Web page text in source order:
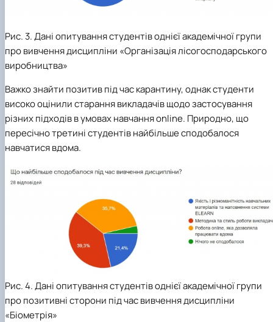
Рис. 3. Дані опитування студентів однієї академічної групи
про вивчення дисципліни «Організація лісогосподарського
виробництва»
Важко знайти позитив під час карантину, однак студенти
високо оцінили старання викладачів щодо застосування
різних підходів в умовах навчання online. Природно, що
пересічно третині студентів найбільше сподобалося
навчатися вдома.
Рис. 4. Дані опитування студентів однієї академічної групи
про позитивні сторони під час вивчення дисципліни
«Біометрія»